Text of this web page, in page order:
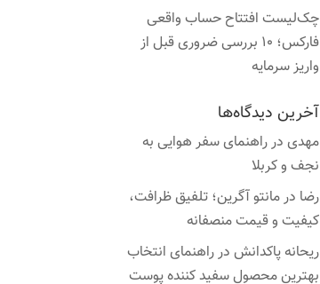
چک‌لیست افتتاح حساب واقعی
فارکس؛ ۱۰ بررسی ضروری قبل از
واریز سرمایه
آخرین دیدگاه‌ها
مهدی درراهنمای سفر هوایی به
نجف و کربلا
رضا درمانتو آگرین؛ تلفیق ظرافت،
کیفیت و قیمت منصفانه
ریحانه پاکدانش درراهنمای انتخاب
بهترین محصول سفید کننده پوست